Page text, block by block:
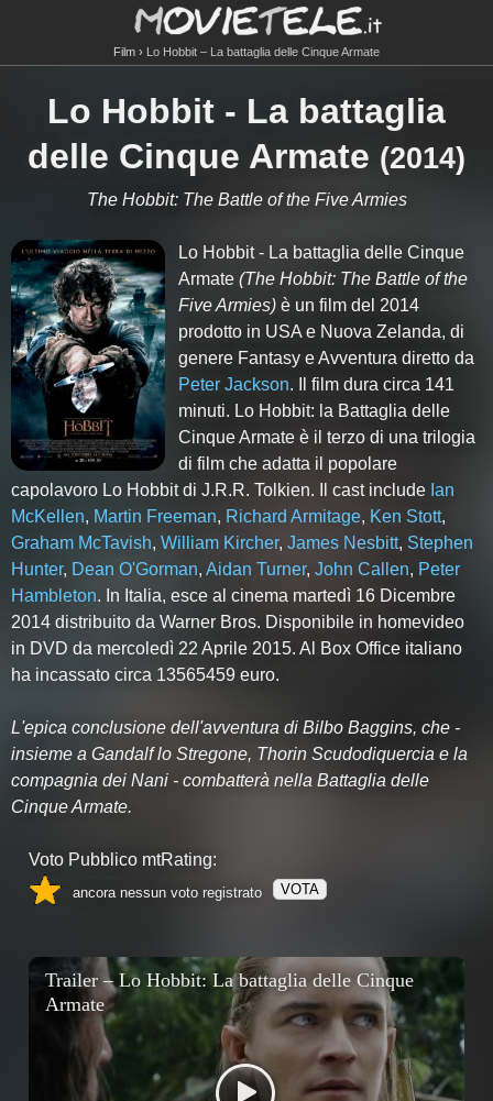
Film Lo Hobbit – La battaglia delle Cinque Armate
Lo Hobbit - La battaglia
delle Cinque Armate (2014)
The Hobbit: The Battle of the Five Armies
Lo Hobbit - La battaglia delle Cinque
Armate(The Hobbit: The Battle of the
Five Armies) è un film del 2014
prodotto in USA e Nuova Zelanda, di
genere Fantasy e Avventura diretto da
Peter Jackson. Il film dura circa 141
minuti. Lo Hobbit: la Battaglia delle
Cinque Armate è il terzo di una trilogia
di film che adatta il popolare
capolavoro Lo Hobbit di J.R.R. Tolkien. Il cast include Ian
McKellen, Martin Freeman, Richard Armitage, Ken Stott,
Graham McTavish, William Kircher, James Nesbitt, Stephen
Hunter, Dean O'Gorman, Aidan Turner, John Callen, Peter
Hambleton. In Italia, esce al cinema martedì 16 Dicembre
2014 distribuito da Warner Bros. Disponibile in homevideo
in DVD da mercoledì 22 Aprile 2015. Al Box Office italiano
ha incassato circa 13565459 euro.
L'epica conclusione dell'avventura di Bilbo Baggins, che -
insieme a Gandalf lo Stregone, Thorin Scudodiquercia e la
compagnia dei Nani - combatterà nella Battaglia delle
Cinque Armate.
Voto Pubblico mtRating:
ancora nessun voto registrato VOTA